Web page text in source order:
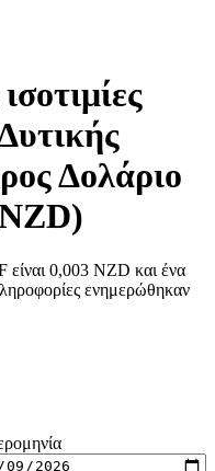
Δολάριο
0,003 NZD και ένα
ενημερώθηκαν